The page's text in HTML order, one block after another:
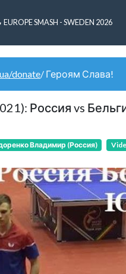
EUROPE SMASH - SWEDEN 2026
donate/ Героям Слава!
Россия vs
Владимир (Россия)